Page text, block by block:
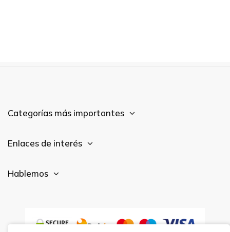
Categorías más importantes
Enlaces de interés
Hablemos